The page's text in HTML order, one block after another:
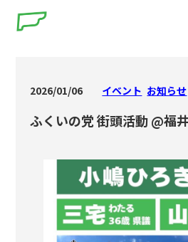
2026/01/06 イベント お知らせ
ふくいの党 街頭活動 @福